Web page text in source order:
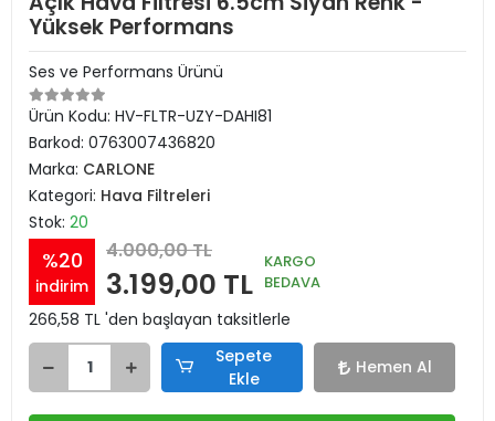
Yüksek Performans
Ses ve Performans Ürünü
Ürün Kodu: HV-FLTR-UZY-DAHI81
Barkod: 0763007436820
Marka: CARLONE
Kategori: Hava Filtreleri
Stok: 20
%20
indirim
4.000,00 TL
3.199,00 TL
KARGO
BEDAVA
266,58 TL 'den başlayan taksitlerle
Sepete
Ekle
Hemen Al